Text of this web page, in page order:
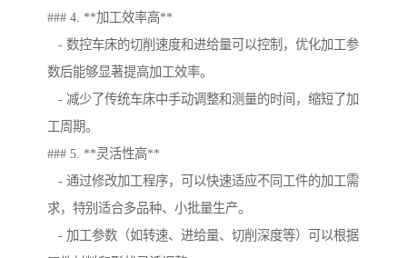
### 4. **加工效率高**
- 数控车床的切削速度和进给量可以控制，优化加工参
数后能够显著提高加工效率。
- 减少了传统车床中手动调整和测量的时间，缩短了加
工周期。
### 5. **灵活性高**
- 通过修改加工程序，可以快速适应不同工件的加工需
求，特别适合多品种、小批量生产。
- 加工参数（如转速、进给量、切削深度等）可以根据